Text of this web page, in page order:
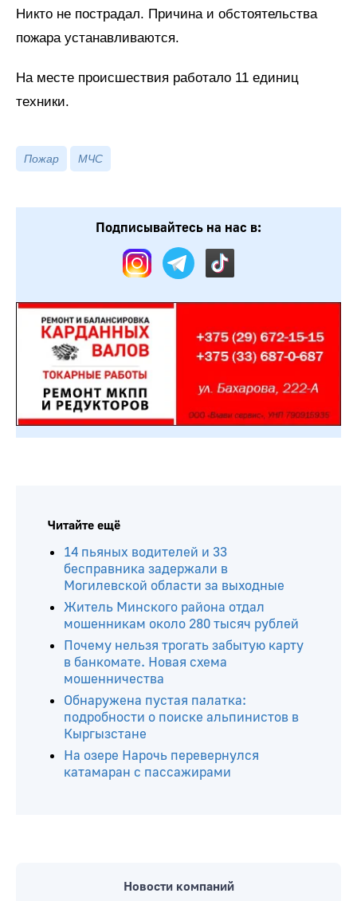
Никто не пострадал. Причина и обстоятельства
пожара устанавливаются.
На месте происшествия работало 11 единиц
техники.
Пожар МЧС
Подписывайтесь на нас в:
Читайте ещё
14 пьяных водителей и 33
бесправника задержали в
Могилевской области за выходные
Житель Минского района отдал
мошенникам около 280 тысяч рублей
Почему нельзя трогать забытую карту
в банкомате. Новая схема
мошенничества
Обнаружена пустая палатка:
подробности о поиске альпинистов в
Кыргызстане
На озере Нарочь перевернулся
катамаран с пассажирами
Новости компаний